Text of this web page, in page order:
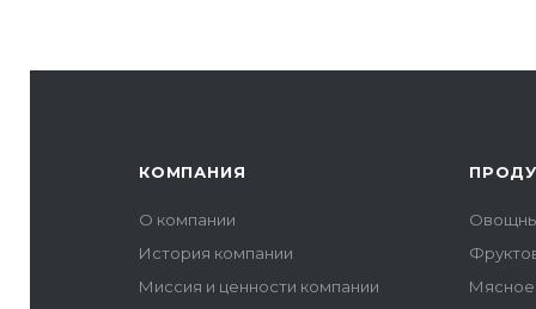
КОМПАНИЯ
О компании
История компании
Миссия и ценности компании